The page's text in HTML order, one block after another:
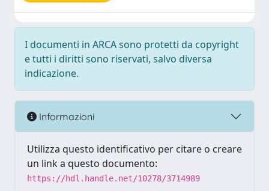
I documenti in ARCA sono protetti da copyright
e tutti i diritti sono riservati, salvo diversa
indicazione.
Informazioni
Utilizza questo identificativo per citare o creare
un link a questo documento:
https://hdl.handle.net/10278/3714989